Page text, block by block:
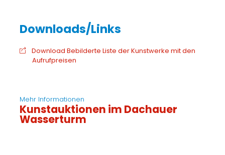
Download Bebilderte Liste der Kunstwerke mit den
Aufrufpreisen
Mehr Informationen
Kunstauktionen im Dachauer
Wasserturm